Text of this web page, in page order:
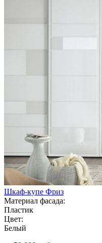
Шкаф-купе Фриз
Материал фасада:
Пластик
Цвет:
Белый